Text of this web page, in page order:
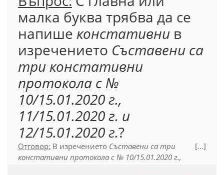
малка буква трябва да се
напише констативни в
изречението Съставени са
три констативни
протокола с №
10/15.01.2020 г.,
11/15.01.2020 г. и
12/15.01.2020 г.?
Отговор: В изречението Съставени са три
констативни протокола с № 10/15.01.2020 г.,
[...]